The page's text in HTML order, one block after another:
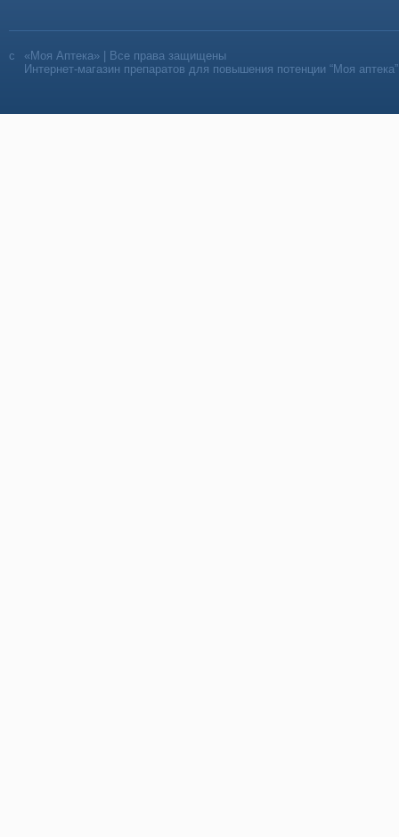
«Моя Аптека» | Все права защищены
Интернет-магазин препаратов для повышения потенции “Моя